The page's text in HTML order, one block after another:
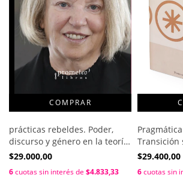
prácticas rebeldes. Poder,
discurso y género en la teoría
social de contemporánea /
$29.000,00
6cuotas sin interés de $4.833,33
Transición
de la
$29.400,00
6cuotas sin